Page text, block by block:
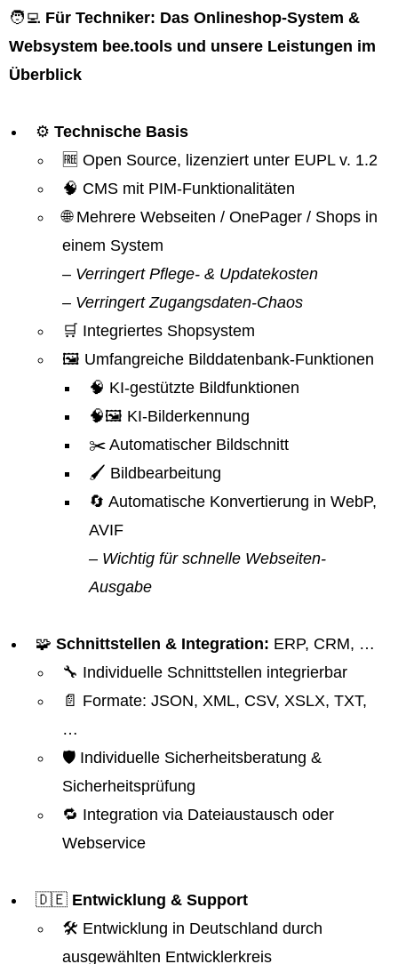
🧑‍💻 Für Techniker: Das Onlineshop-System &
Websystem bee.tools und unsere Leistungen im
Überblick
⚙️ Technische Basis
🆓 Open Source, lizenziert unter EUPL v. 1.2
🧠 CMS mit PIM-Funktionalitäten
🌐 Mehrere Webseiten / OnePager / Shops in
einem System
– Verringert Pflege- & Updatekosten
– Verringert Zugangsdaten-Chaos
🛒 Integriertes Shopsystem
🖼️ Umfangreiche Bilddatenbank-Funktionen
🧠 KI-gestützte Bildfunktionen
🧠🖼️ KI-Bilderkennung
✂️ Automatischer Bildschnitt
🖌️ Bildbearbeitung
🔄 Automatische Konvertierung in WebP,
AVIF
– Wichtig für schnelle Webseiten-
Ausgabe
🧩 Schnittstellen & Integration: ERP, CRM, …
🔧 Individuelle Schnittstellen integrierbar
📄 Formate: JSON, XML, CSV, XSLX, TXT,
…
🛡️ Individuelle Sicherheitsberatung &
Sicherheitsprüfung
🔁 Integration via Dateiaustausch oder
Webservice
🇩🇪 Entwicklung & Support
🛠️ Entwicklung in Deutschland durch
ausgewählten Entwicklerkreis